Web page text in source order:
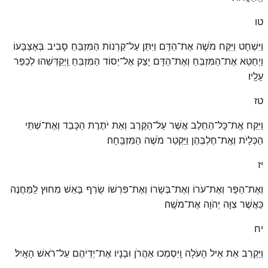
טו
וַיִּשְׁחָט וַיִּקַּח מֹשֶׁה אֶת־הַדָּם וַיִּתֵּן עַל־קַרְנוֹת הַמִּזְבֵּחַ סָבִיב בְּאֶצְבָּעוֹ
וַיְחַטֵּא אֶת־הַמִּזְבֵּחַ וְאֶת־הַדָּם יָצַק אֶל־יְסוֹד הַמִּזְבֵּחַ וַֽיְקַדְּשֵׁהוּ לְכַפֵּר
עָלָֽיו׃
טז
וַיִּקַּח אֶֽת־כׇּל־הַחֵלֶב אֲשֶׁר עַל־הַקֶּרֶב וְאֵת יֹתֶרֶת הַכָּבֵד וְאֶת־שְׁתֵּי
הַכְּלָיֹת וְאֶֽת־חֶלְבְּהֶן וַיַּקְטֵר מֹשֶׁה הַמִּזְבֵּֽחָה׃
יז
וְאֶת־הַפָּר וְאֶת־עֹרוֹ וְאֶת־בְּשָׂרוֹ וְאֶת־פִּרְשׁוֹ שָׂרַף בָּאֵשׁ מִחוּץ לַֽמַּחֲנֶה
כַּאֲשֶׁר צִוָּה יְהֹוָה אֶת־מֹשֶֽׁה׃
יח
וַיַּקְרֵב אֵת אֵיל הָעֹלָה וַֽיִּסְמְכוּ אַהֲרֹן וּבָנָיו אֶת־יְדֵיהֶם עַל־רֹאשׁ הָאָֽיִל׃